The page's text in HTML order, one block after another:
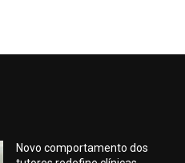
Novo comportamento dos